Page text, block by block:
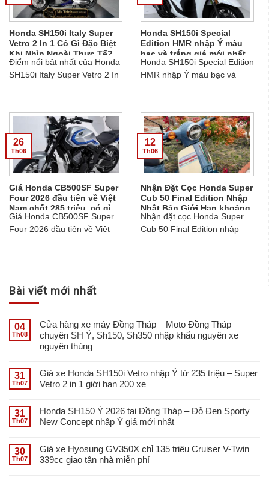
Honda SH150i Italy Super
Vetro 2 In 1 Có Gì Đặc Biệt
Khi Nhìn Ngoài Thực Tế?
Điểm nổi bật nhất của Honda
SH150i Italy Super Vetro 2 In
xe.gọi ngay Ms Trinh để có
thông tin chi tiết...
Honda SH150i Special
Edition HMR nhập Ý màu
bạc và trắng giá mới nhất
ngày 15/07/2026 chỉ 215
triệu
Honda SH150i Special Edition
HMR nhập Ý màu bạc và
HSTC, Smart Key....
Giá Honda CB500SF Super
Four 2026 đầu tiên về Việt
Nam chốt 285 triệu, có gì
hấp dẫn?
Giá Honda CB500SF Super
Four 2026 đầu tiên về Việt
26
Th06
Nhận Đặt Cọc Honda Super
Cub 50 Final Edition Nhập
Nhật Bản Giới Hạn khoảng
800 Xe Toàn Cầu
Nhận đặt cọc Honda Super
Cub 50 Final Edition nhập
12
Th06
Bài viết mới nhất
04
Th08
Cửa hàng xe máy Đồng Tháp – Moto Đồng Tháp
chuyên SH Ý, Sh150, Sh350 nhập khẩu nguyên xe
nguyên thùng
31
Th07
Giá xe Honda SH150i Vetro nhập Ý từ 235 triệu – Super
Vetro 2 in 1 giới hạn 200 xe
31
Th07
Honda SH150 Ý 2026 tại Đồng Tháp – Đỏ Đen Sporty
New Concept nhập Ý giá mới nhất
30
Th07
Giá xe Hyosung GV350X chỉ 135 triệu Cruiser V-Twin
339cc giao tận nhà miễn phí